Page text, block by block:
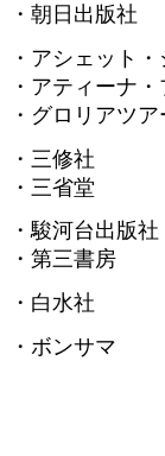
・朝日出版社
・アシェット
・アティーナ・
・グロリアツ
・三修社
・三省堂
・駿河台出版社
・第三書房
・白水社
・ボンサマ